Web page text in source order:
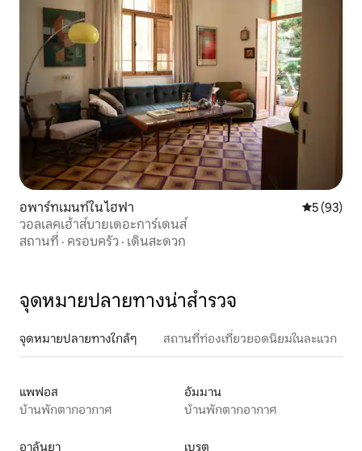
อพาร์ทเมนท์ใน ไฮฟา คะแนนเฉลี่
5 (93)
วอลเลคเฮ้าส์บายเดอะการ์เดนส์
สถานที่ · ครอบครัว · เดินสะดวก
จุดหมายปลายทางน่าสำรวจ
จุดหมายปลายทางใกล้ๆ สถานที่ท่องเที่ยวยอดนิยมในละแวก
แพฟอส
บ้านพักตากอากาศ
อัมมาน
บ้านพักตากอากาศ
อาลันยา เบรุต